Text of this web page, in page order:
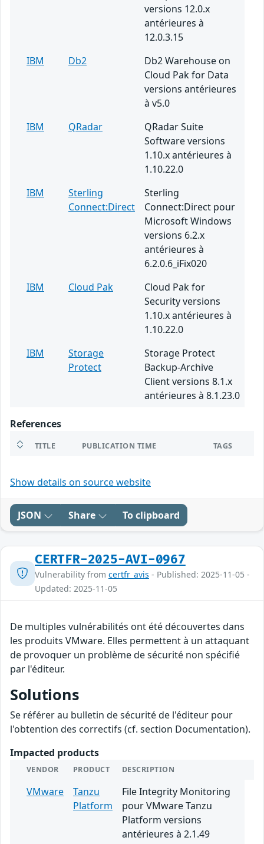
versions 12.0.x
antérieures à
12.0.3.15
IBM
Db2
Db2 Warehouse on
Cloud Pak for Data
versions antérieures
à v5.0
IBM
QRadar
QRadar Suite
Software versions
1.10.x antérieures à
1.10.22.0
IBM
Sterling
Connect:Direct
Sterling
Connect:Direct pour
Microsoft Windows
versions 6.2.x
antérieures à
6.2.0.6_iFix020
IBM
Cloud Pak
Cloud Pak for
Security versions
1.10.x antérieures à
1.10.22.0
IBM
Storage
Protect
Storage Protect
Backup-Archive
Client versions 8.1.x
antérieures à 8.1.23.0
References
TITLE PUBLICATION TIME TAGS
Show details on source website
JSON Share To clipboard
CERTFR-2025-AVI-0967
Vulnerability from certfr_avis - Published: 2025-11-05 -
Updated: 2025-11-05
De multiples vulnérabilités ont été découvertes dans
les produits VMware. Elles permettent à un attaquant
de provoquer un problème de sécurité non spécifié
par l'éditeur.
Solutions
Se référer au bulletin de sécurité de l'éditeur pour
l'obtention des correctifs (cf. section Documentation).
Impacted products
VENDOR PRODUCT DESCRIPTION
VMware
Tanzu
Platform
File Integrity Monitoring
pour VMware Tanzu
Platform versions
antérieures à 2.1.49